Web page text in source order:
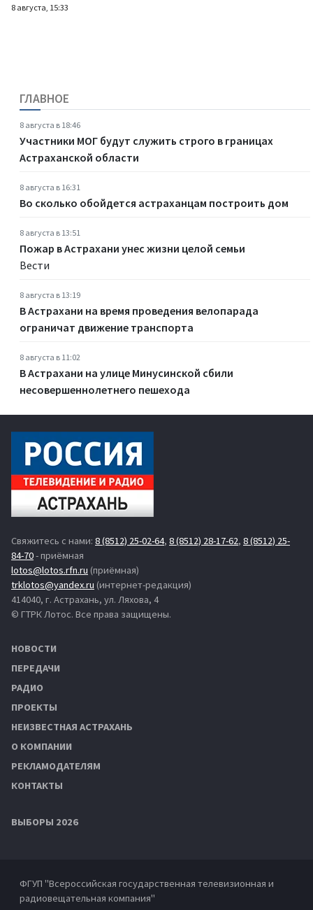
8 августа, 15:33
ГЛАВНОЕ
8 августа в 18:46
Участники МОГ будут служить строго в границах
Астраханской области
8 августа в 16:31
Во сколько обойдется астраханцам построить дом
8 августа в 13:51
Пожар в Астрахани унес жизни целой семьи
Вести
8 августа в 13:19
В Астрахани на время проведения велопарада
ограничат движение транспорта
8 августа в 11:02
В Астрахани на улице Минусинской сбили
несовершеннолетнего пешехода
Свяжитесь с нами: 8 (8512) 25-02-64, 8 (8512) 28-17-62, 8 (8512) 25-
84-70- приёмная
lotos@lotos.rfn.ru (приёмная)
trklotos@yandex.ru (интернет-редакция)
414040, г. Астрахань, ул. Ляхова, 4
© ГТРК Лотос. Все права защищены.
НОВОСТИ
ПЕРЕДАЧИ
РАДИО
ПРОЕКТЫ
НЕИЗВЕСТНАЯ АСТРАХАНЬ
О КОМПАНИИ
РЕКЛАМОДАТЕЛЯМ
КОНТАКТЫ
ВЫБОРЫ 2026
ФГУП "Всероссийская государственная телевизионная и
радиовещательная компания"